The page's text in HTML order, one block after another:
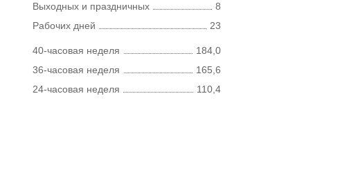
Выходных и праздничных
8
Рабочих дней
23
40-часовая неделя
184,0
36-часовая неделя
165,6
24-часовая неделя
110,4